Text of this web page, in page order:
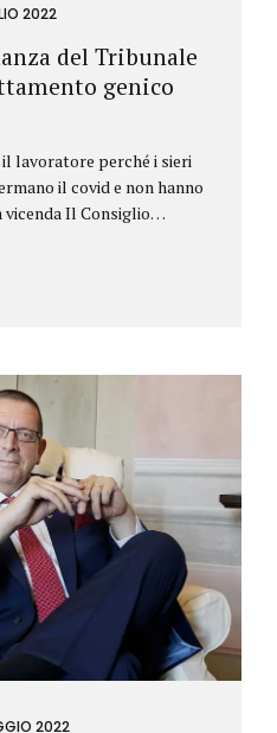
2022
del Tribunale
genico
lavoratore perché i sieri
il covid e non hanno
Il Consiglio
iscritta, a causa del
in via d’urgenza al
la sospensione di
pregiudizievole per
impeditivo dello
Per il Giudice
Zanda, il
Consiglio lede...
2022